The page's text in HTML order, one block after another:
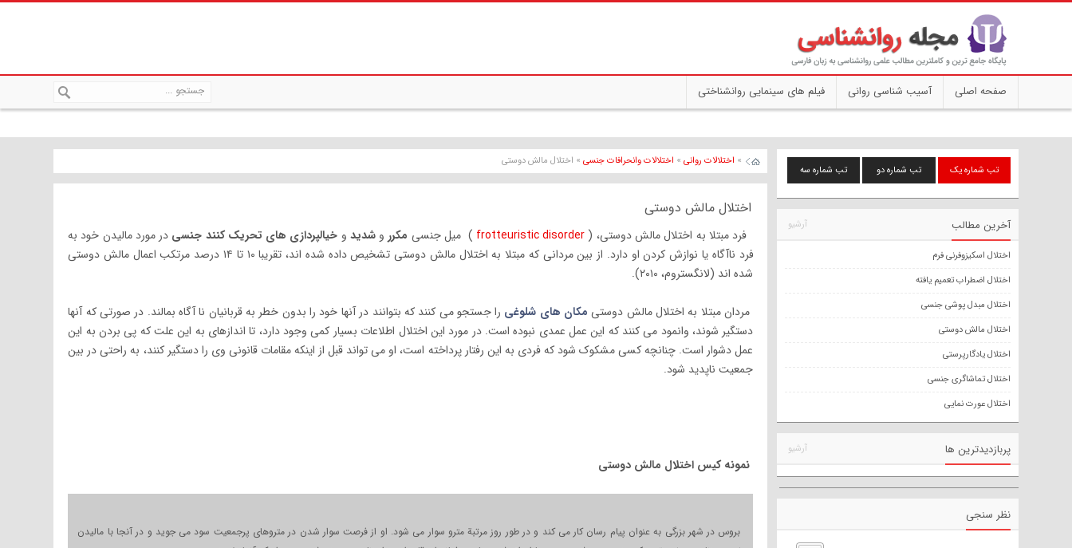
صفحه اصلی آسیب شناسی روانی فیلم های سینمایی روانشناختی
تب شماره یک تب شماره دو تب شماره سه
آخرین مطالب آرشیو
اختلال اسکیزوفرنی فرم
اختلال اضطراب تعمیم یافته
اختلال مبدل پوشی جنسی
اختلال مالش دوستی
اختلال یادگارپرستی
اختلال تماشاگری جنسی
اختلال عورت نمایی
پربازدیدترین ها آرشیو
نظر سنجی
» اختلالات روانی» اختلالات وانحرافات جنسی» اختلال مالش دوستی
اختلال مالش دوستی
فرد مبتلا به اختلال مالش دوستی، ( frotteuristic disorder ) میل جنسی مکرر و شدید و خیالپردازی های تحریک کنند جنسی در مورد مالیدن خود به
فرد ناآگاه یا نوازش کردن او دارد. از بین مردانی که مبتلا به اختلال مالش دوستی تشخیص داده شده اند، تقریبا ۱۰ تا ۱۴ درصد مرتکب اعمال مالش دوستی
شده اند (لانگستروم، ۲۰۱۰).
مردان مبتلا به اختلال مالش دوستی مکان های شلوغی را جستجو می کنند که بتوانند در آنها خود را بدون خطر به قربانیان نا آگاه بمالند. در صورتی که آنها
دستگیر شوند، وانمود می کنند که این عمل عمدی نبوده است. در مورد این اختلال اطلاعات بسیار کمی وجود دارد، تا اندازهای به این علت که پی بردن به این
عمل دشوار است. چنانچه کسی مشکوک شود که فردی به این رفتار پرداخته است، او می تواند قبل از اینکه مقامات قانونی وی را دستگیر کنند، به راحتی در بین
جمعیت ناپدید شود.
نمونه کیس اختلال مالش دوستی
بروس در شهر بزرگی به عنوان پیام رسان کار می کند و در طور روز مرتبة مترو سوار می شود. او از فرصت سوار شدن در متروهای پرجمعیت سود می جوید و در آنجا با مالیدن